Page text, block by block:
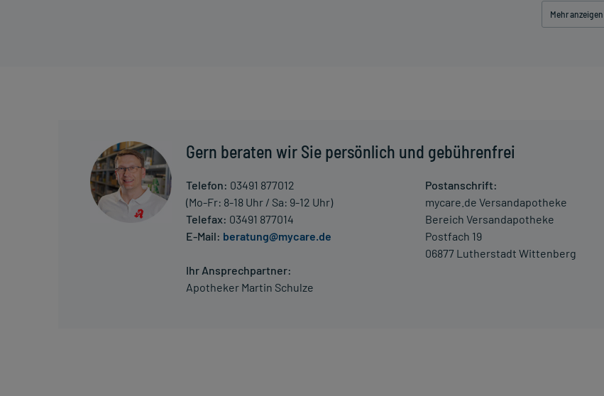
Nehmen Sie das Arzneimittel mit Flüssigkeit (z.B. 1 Glas Wasser) ein.
Dauer der Anwendung?
Die Anwendungsdauer richtet sich nach Art der Beschwerde und/oder Dauer der Erkrankung und wird deshalb
nur von Ihrem Arzt bestimmt.
Bei einer Überdosierung kann es unter anderem zu niedrigem Blutdruck, erhöhter Herzfrequenz und
Pulserniedrigung kommen. Setzen Sie sich bei dem Verdacht auf eine Überdosierung umgehend mit einem Arzt
Mehr anzeigen
Gern beraten wir Sie persönlich und gebührenfrei
Telefon: 03491 877012
(Mo-Fr: 8-18 Uhr / Sa: 9-12 Uhr)
Telefax: 03491 877014
E-Mail: beratung@mycare.de
Ihr Ansprechpartner:
Apotheker Martin Schulze
Postanschrift:
mycare.de Versandapotheke
Bereich Versandapotheke
Postfach 19
06877 Lutherstadt Wittenberg